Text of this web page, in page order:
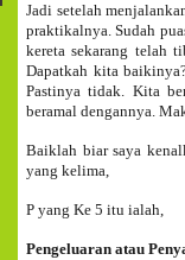
Jadi setelah
praktikalnya. Sudah
kereta sekarang telah
Dapatkah kita
Pastinya tidak. Kita
beramal dengannya.
Baiklah biar saya
yang kelima,
P yang Ke 5 itu ialah,
Pengeluaran atau